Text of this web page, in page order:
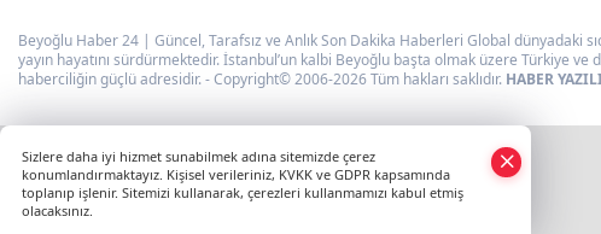
Beyoğlu Haber 24 | Güncel, Tarafsız ve Anlık Son Dakika Haberleri Global dünyadaki
yayın hayatını sürdürmektedir. İstanbul’un kalbi Beyoğlu başta olmak üzere Türkiye
haberciliğin güçlü adresidir. - Copyright© 2006-2026 Tüm hakları saklıdır. HABER
Sizlere daha iyi hizmet sunabilmek adına sitemizde çerez
konumlandırmaktayız. Kişisel verileriniz, KVKK ve GDPR kapsamında
toplanıp işlenir. Sitemizi kullanarak, çerezleri kullanmamızı kabul etmiş
olacaksınız.
Whatsapp
×